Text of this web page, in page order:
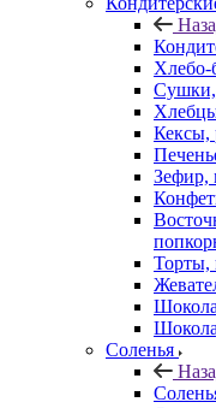
Хлебо-
Сушки,
Кексы,
Зефир,
Торты,
Соленья